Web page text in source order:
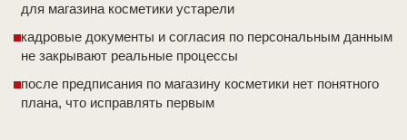
для магазина косметики устарели
кадровые документы и согласия по персональным данным
не закрывают реальные процессы
после предписания по магазину косметики нет понятного
плана, что исправлять первым